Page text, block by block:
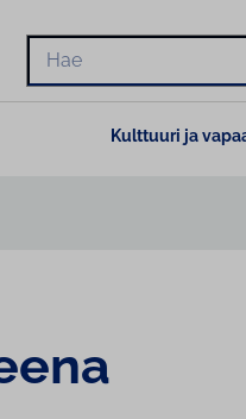
Hae
Kulttuuri ja